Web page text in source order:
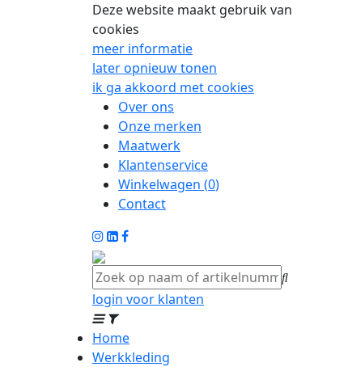
Deze website maakt gebruik van
cookies
meer informatie
later opnieuw tonen
ik ga akkoord met cookies
Over ons
Onze merken
Maatwerk
Klantenservice
Winkelwagen (0)
Contact
login voor klanten
Home
Werkkleding